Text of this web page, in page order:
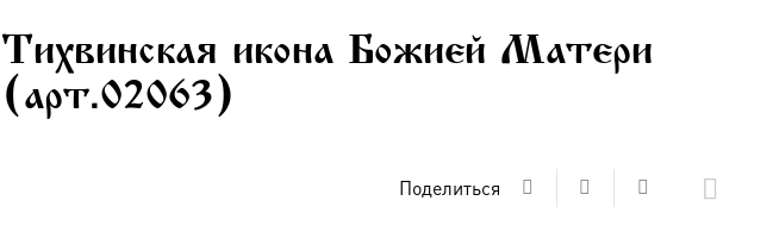
Тихвинская икона Божией Матери
(арт.02063)
Поделиться